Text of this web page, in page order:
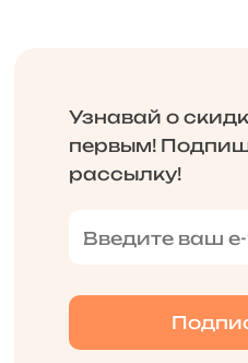
Узнавай о
первым!
рассылку!